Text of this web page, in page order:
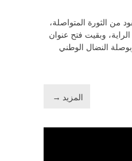
من الثورة المتواصلة،
وبقيت فتح عنوان
النضال الوطني
المزيد →